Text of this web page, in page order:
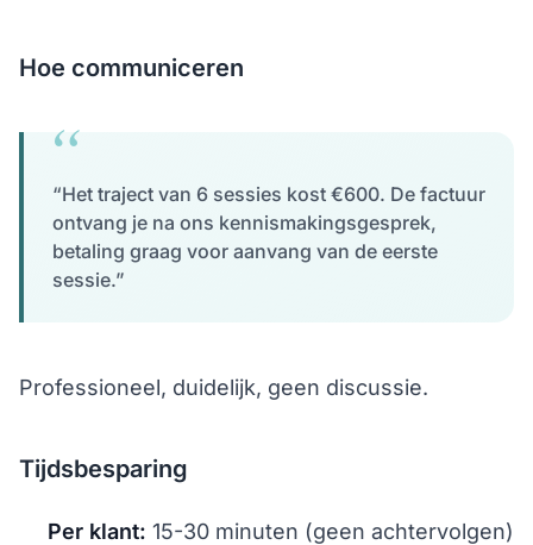
Hoe communiceren
“Het traject van 6 sessies kost €600. De factuur
ontvang je na ons kennismakingsgesprek,
betaling graag voor aanvang van de eerste
sessie.”
Professioneel, duidelijk, geen discussie.
Tijdsbesparing
Per klant: 15-30 minuten (geen achtervolgen)